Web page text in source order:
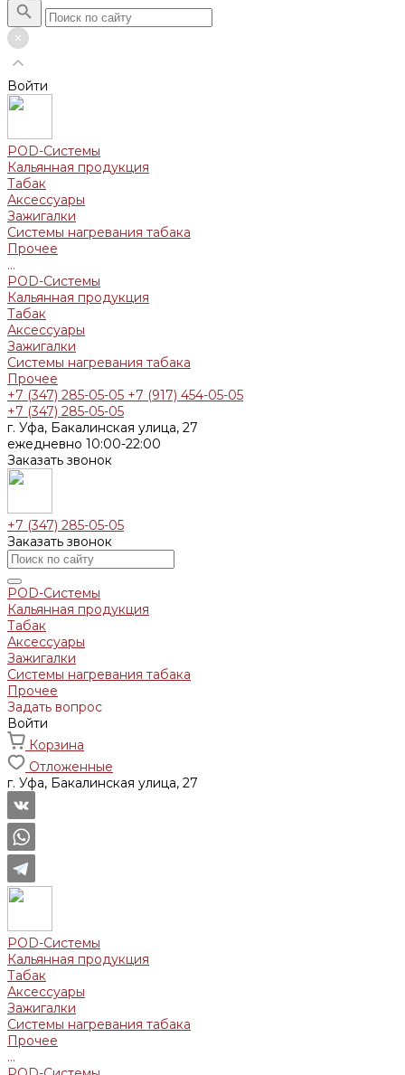
Войти
POD-Системы
Кальянная продукция
Табак
Аксессуары
Зажигалки
Системы нагревания табака
Прочее
...
POD-Системы
Кальянная продукция
Табак
Аксессуары
Зажигалки
Системы нагревания табака
Прочее
+7 (347) 285-05-05 +7 (917) 454-05-05
+7 (347) 285-05-05
г. Уфа, Бакалинская улица, 27
ежедневно 10:00-22:00
Заказать звонок
+7 (347) 285-05-05
Заказать звонок
POD-Системы
Кальянная продукция
Табак
Аксессуары
Зажигалки
Системы нагревания табака
Прочее
Задать вопрос
Войти
Корзина
Отложенные
г. Уфа, Бакалинская улица, 27
POD-Системы
Кальянная продукция
Табак
Аксессуары
Зажигалки
Системы нагревания табака
Прочее
...